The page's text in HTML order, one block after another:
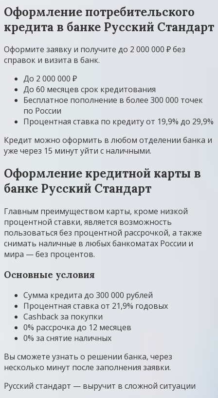
Оформление потребительского
кредита в банке Русский Стандарт
Оформите заявку и получите до 2 000 000 ₽ без
справок и визита в банк.
До 2 000 000 ₽
До 60 месяцев срок кредитования
Бесплатное пополнение в более 300 000 точек
по России
Процентная ставка по кредиту от 19,9% до 29,9%
Кредит можно оформить в любом отделении банка и
уже через 15 минут уйти с наличными.
Оформление кредитной карты в
банке Русский Стандарт
Главным преимуществом карты, кроме низкой
процентной ставки, является возможность
пользоваться без процентной рассрочкой, а также
снимать наличные в любых банкоматах России и
мира — без процентов.
Основные условия
Сумма кредита до 300 000 рублей
Процентная ставка от 21,9% годовых
Cashback за покупки
0% рассрочка до 12 месяцев
0% за снятие наличных
Вы сможете узнать о решении банка, через
несколько минут после заполнения заявки.
Русский стандарт — выручит в сложной ситуации